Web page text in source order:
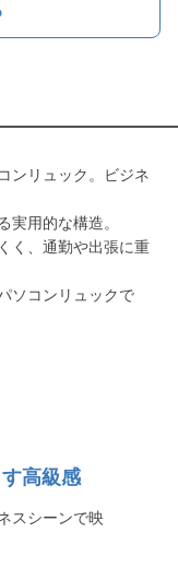
ンリュック。ビジネ
実用的な構造。
く、通勤や出張に重
ソコンリュックで
高級感
スシーンで映